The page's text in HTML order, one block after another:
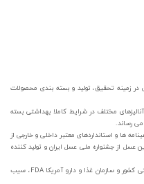
زمینه تحقیق، تولید و بسته بندی محصولات
مختلف در شرایط کاملا بهداشتی بسته
رساند.
ها و استانداردهای معتبر داخلی و خارجی از
عسل از جشنواره ملی عسل ایران و تولید کننده
این مجموعه دارای تاییدیه انجمن حمایت از بیماران دیابتی کشور و سازمان غذا و دارو آمریکا FDA، سیب